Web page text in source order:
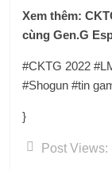
Xem thêm:
cùng Gen.G
#CKTG 2022
#Shogun #tin
}
Post Views: